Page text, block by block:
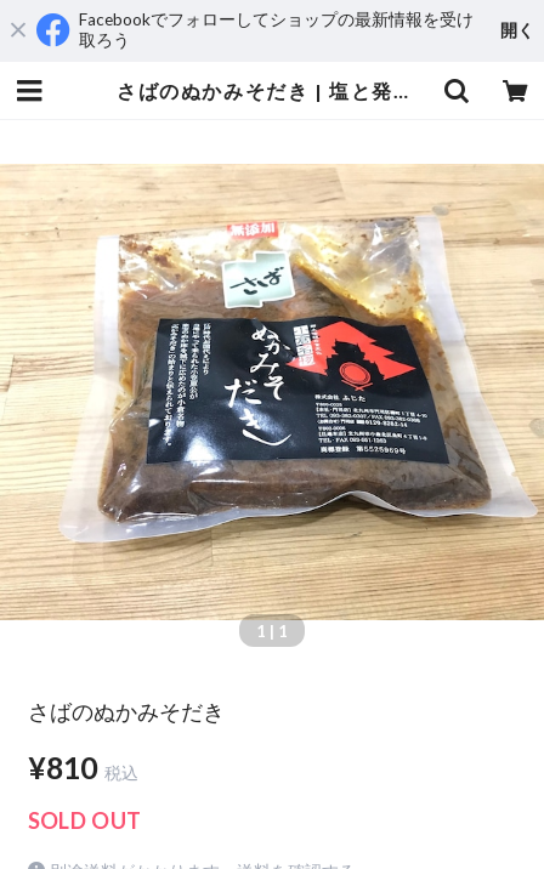
Facebookでフォローしてショップの最新情報を受け
取ろう
開く
さばのぬかみそだき | 塩と発酵の店『かもすてらす』
1 | 1
さばのぬかみそだき
¥810 税込
SOLD OUT